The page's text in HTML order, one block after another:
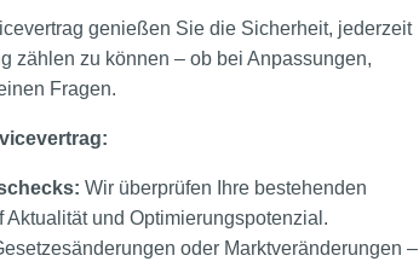
genießen Sie die Sicherheit, jederzeit
zählen zu können – ob bei Anpassungen,
Fragen.
Wir überprüfen Ihre bestehenden
und Optimierungspotenzial.
oder Marktveränderungen –